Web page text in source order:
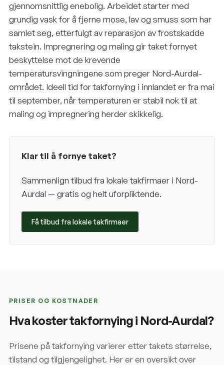
gjennomsnittlig enebolig. Arbeidet starter med
grundig vask for å fjerne mose, lav og smuss som har
samlet seg, etterfulgt av reparasjon av frostskadde
takstein. Impregnering og maling gir taket fornyet
beskyttelse mot de krevende
temperatursvingningene som preger Nord-Aurdal-
området. Ideell tid for takfornying i innlandet er fra mai
til september, når temperaturen er stabil nok til at
maling og impregnering herder skikkelig.
Klar til å fornye taket?
Sammenlign tilbud fra lokale takfirmaer i Nord-
Aurdal — gratis og helt uforpliktende.
Få tilbud fra lokale takfirmaer
PRISER OG KOSTNADER
Hva koster takfornying i Nord-Aurdal?
Prisene på takfornying varierer etter takets størrelse,
tilstand og tilgjengelighet. Her er en oversikt over